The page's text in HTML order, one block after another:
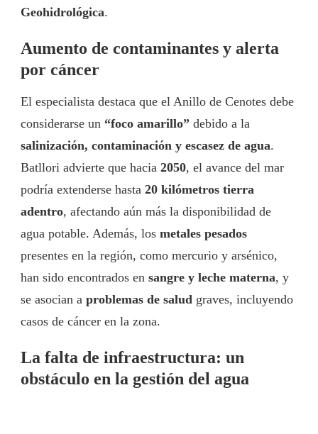
Geohidrológica.
Aumento de contaminantes y alerta
por cáncer
El especialista destaca que el Anillo de Cenotes debe
considerarse un “foco amarillo” debido a la
salinización, contaminación y escasez de agua.
Batllori advierte que hacia 2050, el avance del mar
podría extenderse hasta 20 kilómetros tierra
adentro, afectando aún más la disponibilidad de
agua potable. Además, los metales pesados
presentes en la región, como mercurio y arsénico,
han sido encontrados en sangre y leche materna, y
se asocian a problemas de salud graves, incluyendo
casos de cáncer en la zona.
La falta de infraestructura: un
obstáculo en la gestión del agua